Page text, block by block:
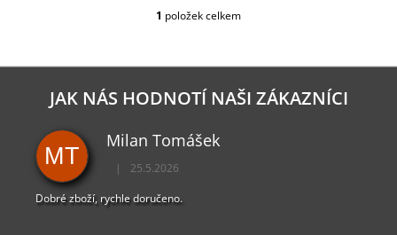
O
Á
D
A
Í
1 položek celkem
JAK NÁS HODNOTÍ NAŠI ZÁKAZNÍCI
MT
Milan Tomášek
Hodnocení obchodu je 5 z 5 hvězdiček.
| 25.5.2026
Dobré zboží, rychle doručeno.